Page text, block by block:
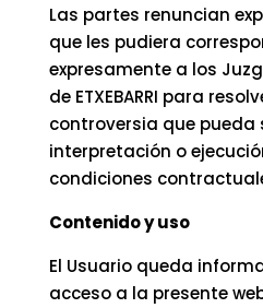
Las partes renuncian
que les pudiera
expresamente a los
de ETXEBARRI para
controversia que pueda
interpretación o
condiciones
Contenido y uso
El Usuario queda
acceso a la presente